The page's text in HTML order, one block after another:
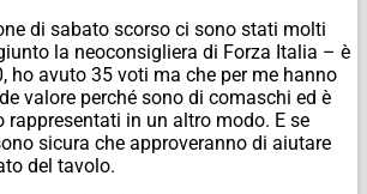
di sabato scorso ci sono stati molti
la neoconsigliera di Forza Italia – è
ho avuto 35 voti ma che per me hanno
valore perché sono di comaschi ed è
rappresentati in un altro modo. E se
sicura che approveranno di aiutare
del tavolo.